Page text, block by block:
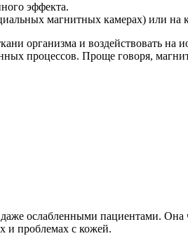
эффекта.
магнитных камерах) или на
организма и воздействовать
Проще говоря,
ослабленными пациентами. Она
и проблемах с кожей.